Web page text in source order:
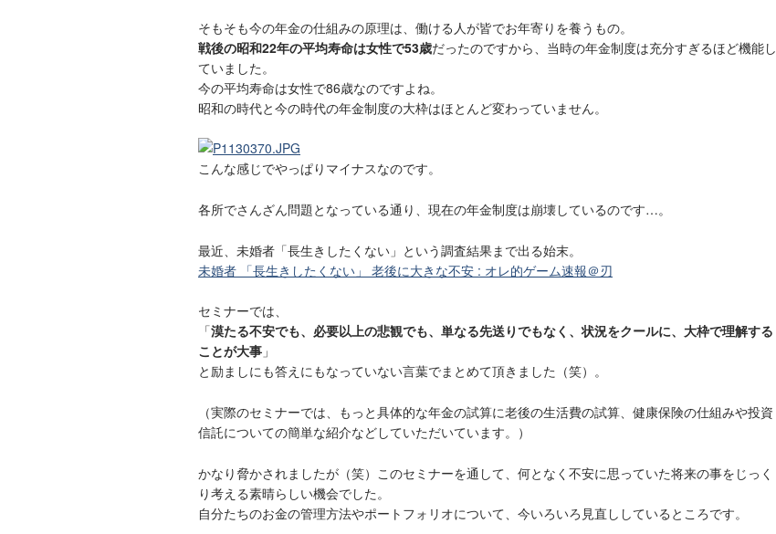
そもそも今の年金の仕組みの原理は、働ける人が皆でお年寄りを養うもの。
戦後の昭和22年の平均寿命は女性で53歳だったのですから、当時の年金制度は充分すぎるほど機能し
ていました。
今の平均寿命は女性で86歳なのですよね。
昭和の時代と今の時代の年金制度の大枠はほとんど変わっていません。
こんな感じでやっぱりマイナスなのです。
各所でさんざん問題となっている通り、現在の年金制度は崩壊しているのです…。
最近、未婚者「長生きしたくない」という調査結果まで出る始末。
未婚者 「長生きしたくない」 老後に大きな不安 : オレ的ゲーム速報＠刃
セミナーでは、
「漠たる不安でも、必要以上の悲観でも、単なる先送りでもなく、状況をクールに、大枠で理解する
ことが大事 」
と励ましにも答えにもなっていない言葉でまとめて頂きました（笑）。
（実際のセミナーでは、もっと具体的な年金の試算に老後の生活費の試算、健康保険の仕組みや投資
信託についての簡単な紹介などしていただいています。）
かなり脅かされましたが（笑）このセミナーを通して、何となく不安に思っていた将来の事をじっく
り考える素晴らしい機会でした。
自分たちのお金の管理方法やポートフォリオについて、今いろいろ見直ししているところです。